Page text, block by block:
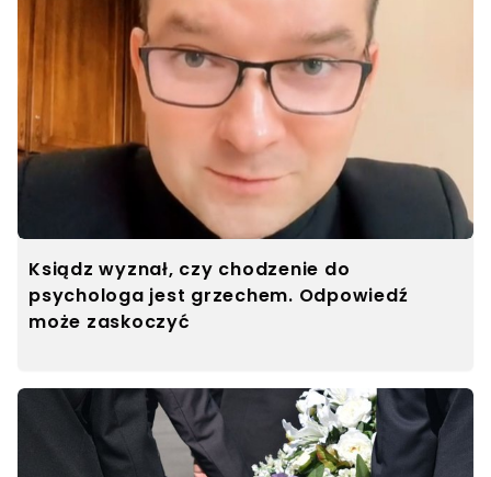
Ksiądz wyznał, czy chodzenie do
psychologa jest grzechem. Odpowiedź
może zaskoczyć